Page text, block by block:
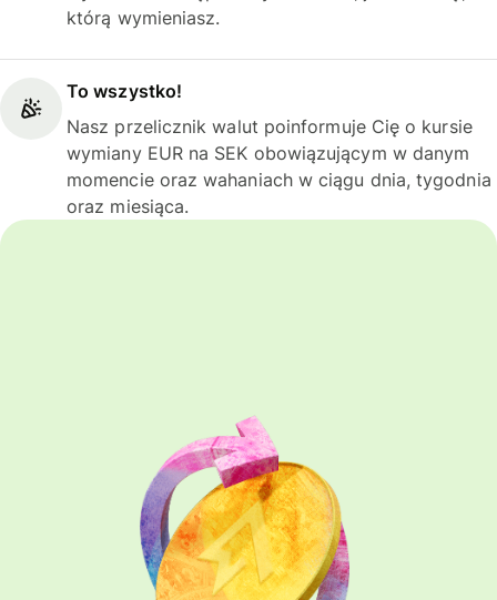
którą wymieniasz.
To wszystko!
Nasz przelicznik walut poinformuje Cię o kursie
wymiany EUR na SEK obowiązującym w danym
momencie oraz wahaniach w ciągu dnia, tygodnia
oraz miesiąca.